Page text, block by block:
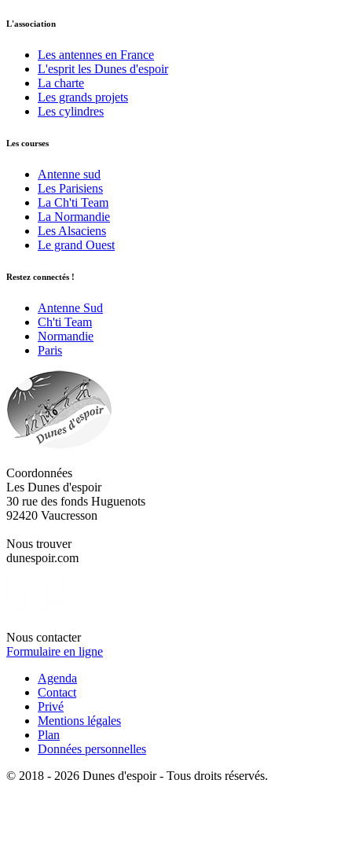
L'association
Les antennes en France
L'esprit les Dunes d'espoir
La charte
Les grands projets
Les cylindres
Les courses
Antenne sud
Les Parisiens
La Ch'ti Team
La Normandie
Les Alsaciens
Le grand Ouest
Restez connectés !
Antenne Sud
Ch'ti Team
Normandie
Paris
Coordonnées
Les Dunes d'espoir
30 rue des fonds Huguenots
92420 Vaucresson
Nous trouver
dunespoir.com
Nous contacter
Formulaire en ligne
Agenda
Contact
Privé
Mentions légales
Plan
Données personnelles
© 2018 - 2026 Dunes d'espoir - Tous droits réservés.